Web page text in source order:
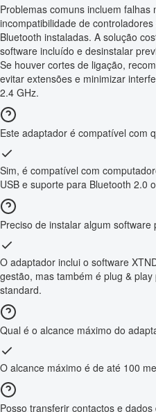
Problemas comuns incluem
incompatibilidade de
Bluetooth instaladas. A solução
software incluído e desinstalar
Se houver cortes de ligação,
evitar extensões e minimizar
2.4 GHz.
Este adaptador é compatível com
Sim, é compatível com
USB e suporte para Bluetooth 2.0
Preciso de instalar algum
O adaptador inclui o software
gestão, mas também é plug &
standard.
Qual é o alcance máximo do
O alcance máximo é de até 100
Posso transferir contactos e